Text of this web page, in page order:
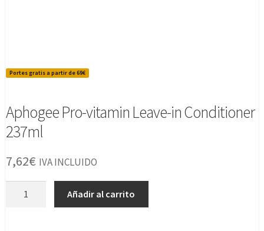
Portes gratis a partir de 69€
Aphogee Pro-vitamin Leave-in Conditioner
237ml
7,62€ IVA INCLUIDO
Añadir al carrito